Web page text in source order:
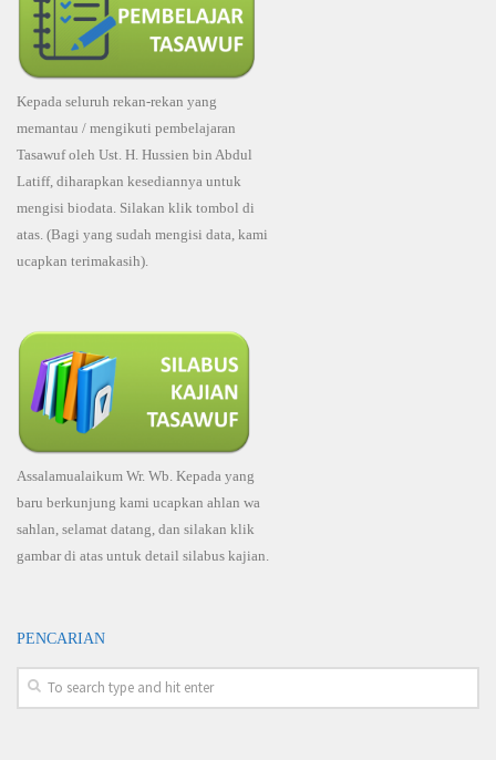
Kepada seluruh rekan-rekan yang
memantau / mengikuti pembelajaran
Tasawuf oleh Ust. H. Hussien bin Abdul
Latiff, diharapkan kesediannya untuk
mengisi biodata. Silakan klik tombol di
atas. (Bagi yang sudah mengisi data, kami
ucapkan terimakasih).
Assalamualaikum Wr. Wb. Kepada yang
baru berkunjung kami ucapkan ahlan wa
sahlan, selamat datang, dan silakan klik
gambar di atas untuk detail silabus kajian.
PENCARIAN